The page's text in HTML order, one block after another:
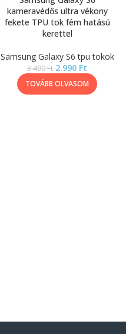
kameravédős ultra vékony
fekete TPU tok fém hatású
kerettel
Samsung Galaxy S6 tpu tokok
3.490Ft 2.990 Ft
TOVÁBB OLVASOM